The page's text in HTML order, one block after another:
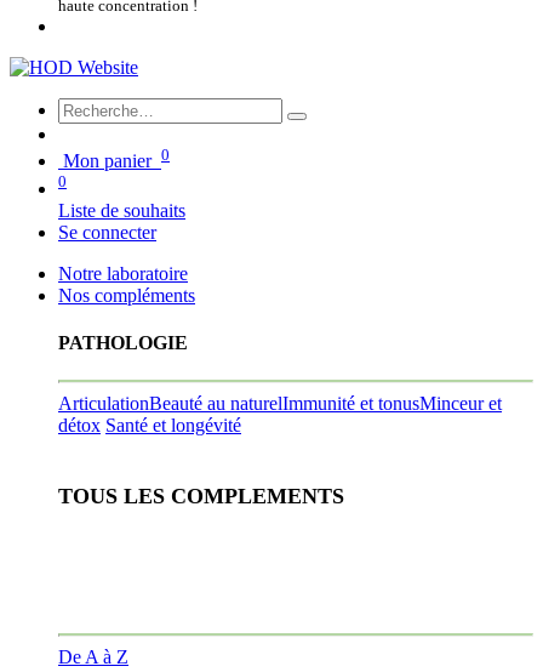
haute concentration !
Mon panier 0
0
Liste de souhaits
Se connecter
Notre laboratoire
Nos compléments
PATHOLOGIE
ArticulationBeauté au naturelImmunité et tonusMinceur et
détox Santé et longévité
TOUS LES COMPLEMENTS
De A à Z